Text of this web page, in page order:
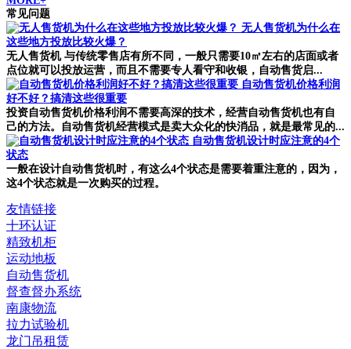
常见问题
无人售货机为什么在
这些地方投放比较火爆？
无人售货机 与传统零售店有所不同，一般只需要10㎡左右的店面或者
点位就可以投放运营，而且不需要专人看守和收银，自动售货启...
自动售货机价格利润
好不好？搞清这些很重要
投资自动售货机价格利润不需要高深的技术，经营自动售货机也有自
己的方法。自动售货机经营模式是卖大众化的快消品，就是最常见的...
自动售货机设计时应注意的4个
状态
一般在设计自动售货机时，有这么4个状态是需要着重注意的，因为，
这4个状态就是一次购买的过程。
友情链接
十环认证
精致机柜
运动地板
自动售货机
督查督办系统
南康物流
拉力试验机
龙门吊租赁